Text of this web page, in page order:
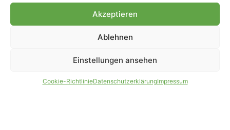
Akzeptieren
Ablehnen
Einstellungen ansehen
Cookie-RichtlinieDatenschutzerklärungImpressum
PARTNER WERDEN
AGB